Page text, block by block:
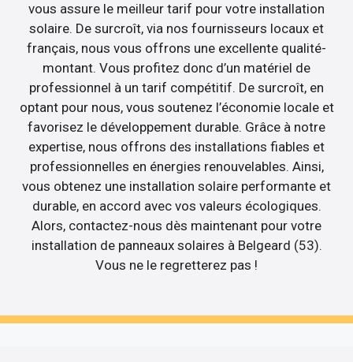
vous assure le meilleur tarif pour votre installation
solaire. De surcroît, via nos fournisseurs locaux et
français, nous vous offrons une excellente qualité-
montant. Vous profitez donc d’un matériel de
professionnel à un tarif compétitif. De surcroît, en
optant pour nous, vous soutenez l’économie locale et
favorisez le développement durable. Grâce à notre
expertise, nous offrons des installations fiables et
professionnelles en énergies renouvelables. Ainsi,
vous obtenez une installation solaire performante et
durable, en accord avec vos valeurs écologiques.
Alors, contactez-nous dès maintenant pour votre
installation de panneaux solaires à Belgeard (53).
Vous ne le regretterez pas !